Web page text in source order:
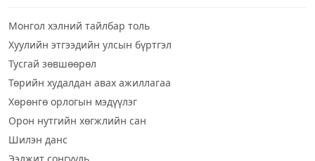
Монгол хэлний тайлбар толь
Хуулийн этгээдийн улсын бүртгэл
Тусгай зөвшөөрөл
Төрийн худалдан авах ажиллагаа
Хөрөнгө орлогын мэдүүлэг
Орон нутгийн хөгжлийн сан
Шилэн данс